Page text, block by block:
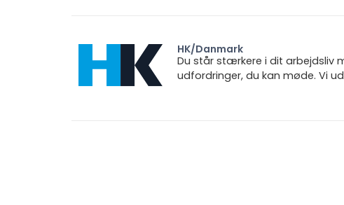
HK/Danmark
Du står stærkere i dit arbejdsliv
udfordringer, du kan møde. Vi